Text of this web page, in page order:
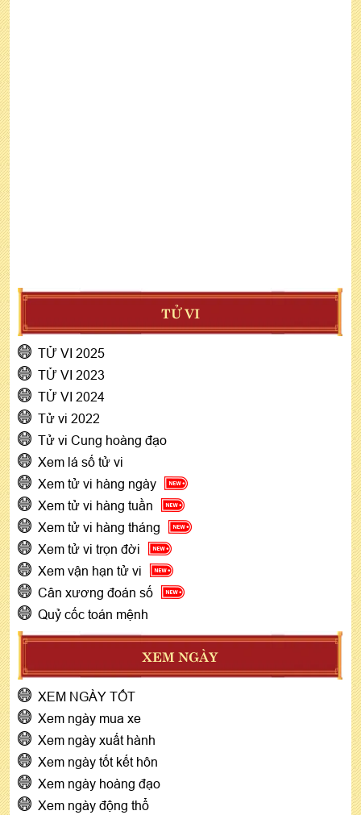
TỬ VI
TỬ VI 2025
TỬ VI 2023
TỬ VI 2024
Tử vi 2022
Tử vi Cung hoàng đạo
Xem lá số tử vi
Xem tử vi hàng ngày
Xem tử vi hàng tuần
Xem tử vi hàng tháng
Xem tử vi trọn đời
Xem vận hạn tử vi
Cân xương đoán số
Quỷ cốc toán mệnh
XEM NGÀY
XEM NGÀY TỐT
Xem ngày mua xe
Xem ngày xuất hành
Xem ngày tốt kết hôn
Xem ngày hoàng đạo
Xem ngày động thổ